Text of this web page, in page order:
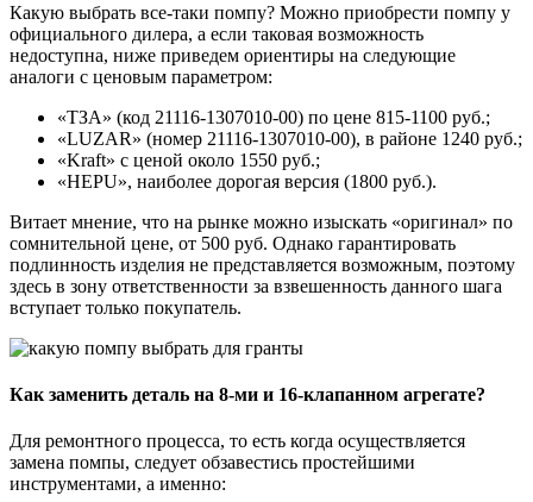
Какую выбрать все-таки помпу? Можно приобрести помпу у
официального дилера, а если таковая возможность
недоступна, ниже приведем ориентиры на следующие
аналоги с ценовым параметром:
«ТЗА» (код 21116-1307010-00) по цене 815-1100 руб.;
«LUZAR» (номер 21116-1307010-00), в районе 1240 руб.;
«Kraft» с ценой около 1550 руб.;
«HEPU», наиболее дорогая версия (1800 руб.).
Витает мнение, что на рынке можно изыскать «оригинал» по
сомнительной цене, от 500 руб. Однако гарантировать
подлинность изделия не представляется возможным, поэтому
здесь в зону ответственности за взвешенность данного шага
вступает только покупатель.
Как заменить деталь на 8-ми и 16-клапанном агрегате?
Для ремонтного процесса, то есть когда осуществляется
замена помпы, следует обзавестись простейшими
инструментами, а именно: